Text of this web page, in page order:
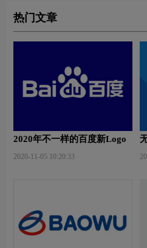
热门文章
2020年不一样的百度新Logo
2020-11-05 10:20:33